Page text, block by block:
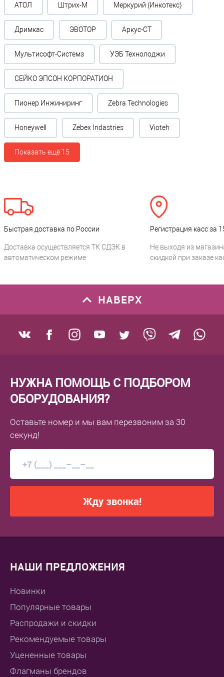
АТОЛ Штрих-М Меркурий (Инкотекс)
Дримкас ЭВОТОР Аркус-СТ
Мультисофт-Системз УЭБ Технолоджи
СЕЙКО ЭПСОН КОРПОРАТИОН
Пионер Инжиниринг Zebra Technologies
Honeywell Zebex Indastries Vioteh
Показать ещё 15
Быстрая доставка по России
Доставка осуществляется ТК СДЭК в
автоматическом режиме
Регистрация касс за
Не выходя из
скидкой при заказе
НАВЕРХ
НУЖНА ПОМОЩЬ С ПОДБОРОМ
ОБОРУДОВАНИЯ?
Оставьте номер и мы вам перезвоним за 30
секунд!
Жду звонка!
НАШИ ПРЕДЛОЖЕНИЯ
Новинки
Популярные товары
Распродажи и скидки
Рекомендуемые товары
Уцененные товары
Флагманы брендов